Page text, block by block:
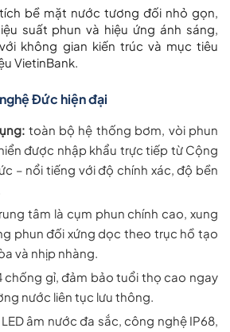
bề mặt nước tương đối nhỏ gọn,
suất phun và hiệu ứng ánh sáng,
không gian kiến trúc và mục tiêu
VietinBank.
Đức hiện đại
toàn bộ hệ thống bơm, vòi phun
được nhập khẩu trực tiếp từ Cộng
– nổi tiếng với độ chính xác, độ bền
tâm là cụm phun chính cao, xung
phun đối xứng dọc theo trục hồ tạo
và nhịp nhàng.
chống gỉ, đảm bảo tuổi thọ cao ngay
nước liên tục lưu thông.
âm nước đa sắc, công nghệ IP68,